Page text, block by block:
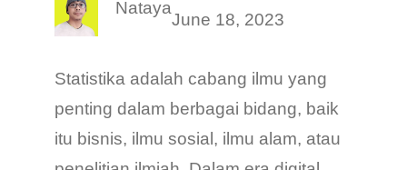
Nataya
June 18, 2023
Statistika adalah cabang ilmu yang
penting dalam berbagai bidang, baik
itu bisnis, ilmu sosial, ilmu alam, atau